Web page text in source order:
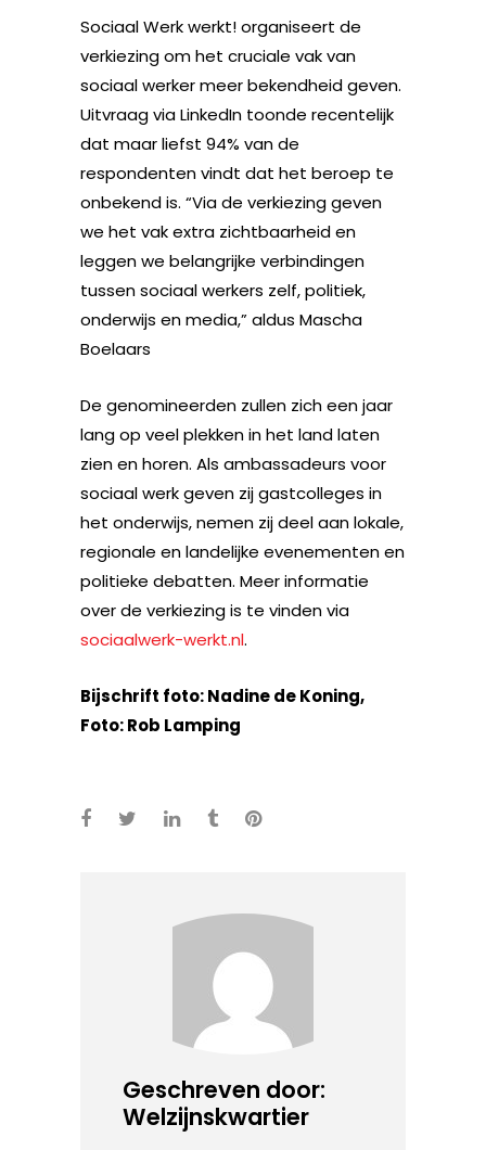
Sociaal Werk werkt! organiseert de
verkiezing om het cruciale vak van
sociaal werker meer bekendheid geven.
Uitvraag via LinkedIn toonde recentelijk
dat maar liefst 94% van de
respondenten vindt dat het beroep te
onbekend is. “Via de verkiezing geven
we het vak extra zichtbaarheid en
leggen we belangrijke verbindingen
tussen sociaal werkers zelf, politiek,
onderwijs en media,” aldus Mascha
Boelaars
De genomineerden zullen zich een jaar
lang op veel plekken in het land laten
zien en horen. Als ambassadeurs voor
sociaal werk geven zij gastcolleges in
het onderwijs, nemen zij deel aan lokale,
regionale en landelijke evenementen en
politieke debatten. Meer informatie
over de verkiezing is te vinden via
sociaalwerk-werkt.nl.
Bijschrift foto: Nadine de Koning,
Foto: Rob Lamping
Geschreven door:
Welzijnskwartier